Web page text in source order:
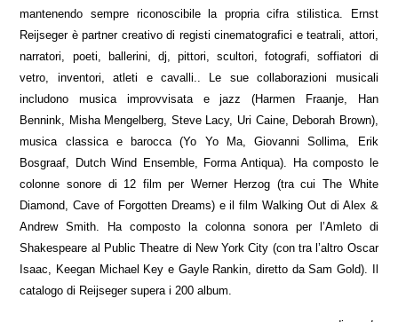
mantenendo sempre riconoscibile la propria cifra stilistica. Ernst
Reijseger è partner creativo di registi cinematografici e teatrali, attori,
narratori, poeti, ballerini, dj, pittori, scultori, fotografi, soffiatori di
vetro, inventori, atleti e cavalli.. Le sue collaborazioni musicali
includono musica improvvisata e jazz (Harmen Fraanje, Han
Bennink, Misha Mengelberg, Steve Lacy, Uri Caine, Deborah Brown),
musica classica e barocca (Yo Yo Ma, Giovanni Sollima, Erik
Bosgraaf, Dutch Wind Ensemble, Forma Antiqua). Ha composto le
colonne sonore di 12 film per Werner Herzog (tra cui The White
Diamond, Cave of Forgotten Dreams) e il film Walking Out di Alex &
Andrew Smith. Ha composto la colonna sonora per l’Amleto di
Shakespeare al Public Theatre di New York City (con tra l’altro Oscar
Isaac, Keegan Michael Key e Gayle Rankin, diretto da Sam Gold). Il
catalogo di Reijseger supera i 200 album.